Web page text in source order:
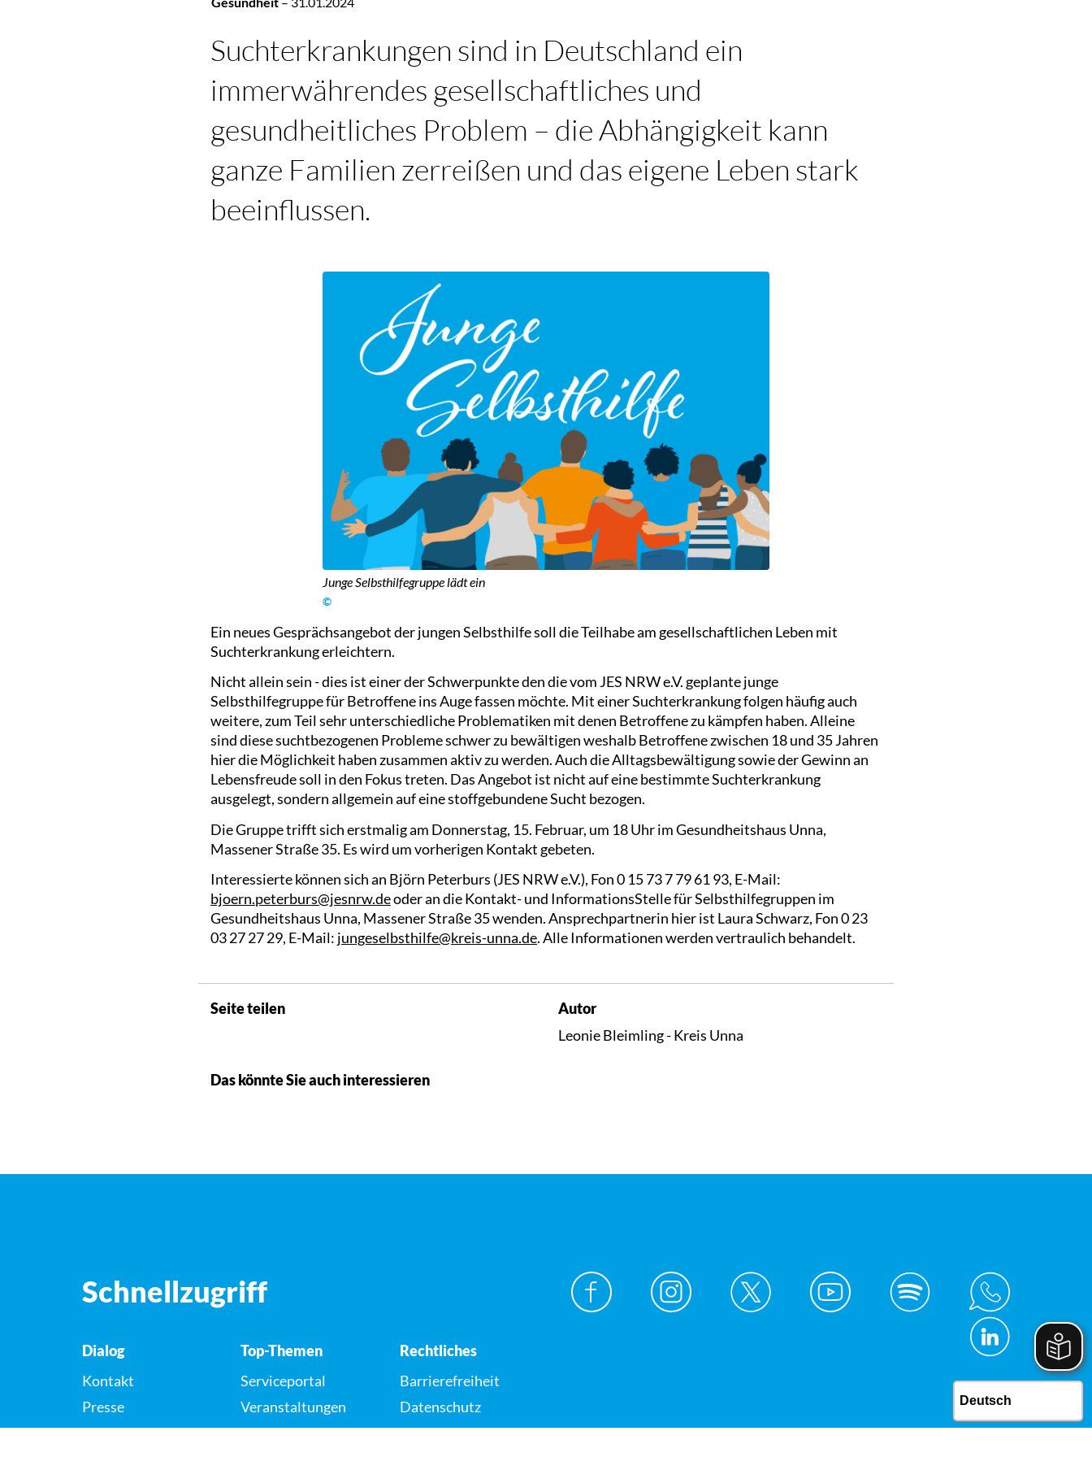
Suchterkrankungen sind in Deutschland ein
immerwährendes gesellschaftliches und
gesundheitliches Problem – die Abhängigkeit kann
ganze Familien zerreißen und das eigene Leben stark
beeinflussen.
Junge Selbsthilfegruppe lädt ein
©
Ein neues Gesprächsangebot der jungen Selbsthilfe soll die Teilhabe am gesellschaftlichen Leben mit
Suchterkrankung erleichtern.
Nicht allein sein - dies ist einer der Schwerpunkte den die vom JES NRW e.V. geplante junge
Selbsthilfegruppe für Betroffene ins Auge fassen möchte. Mit einer Suchterkrankung folgen häufig auch
weitere, zum Teil sehr unterschiedliche Problematiken mit denen Betroffene zu kämpfen haben. Alleine
sind diese suchtbezogenen Probleme schwer zu bewältigen weshalb Betroffene zwischen 18 und 35 Jahren
hier die Möglichkeit haben zusammen aktiv zu werden. Auch die Alltagsbewältigung sowie der Gewinn an
Lebensfreude soll in den Fokus treten. Das Angebot ist nicht auf eine bestimmte Suchterkrankung
ausgelegt, sondern allgemein auf eine stoffgebundene Sucht bezogen.
Die Gruppe trifft sich erstmalig am Donnerstag, 15. Februar, um 18 Uhr im Gesundheitshaus Unna,
Massener Straße 35. Es wird um vorherigen Kontakt gebeten.
Interessierte können sich an Björn Peterburs (JES NRW e.V.), Fon 0 15 73 7 79 61 93, E-Mail:
bjoern.peterburs@jesnrw.deoder an die Kontakt- und InformationsStelle für Selbsthilfegruppen im
Gesundheitshaus Unna, Massener Straße 35 wenden. Ansprechpartnerin hier ist Laura Schwarz, Fon 0 23
03 27 27 29, E-Mail: jungeselbsthilfe@kreis-unna.de. Alle Informationen werden vertraulich behandelt.
Seite teilen
Autor
Leonie Bleimling - Kreis Unna
Das könnte Sie auch interessieren
Schnellzugriff
Dialog
Kontakt
Presse
Top-Themen
Serviceportal
Veranstaltungen
Karriere
Rechtliches
Barrierefreiheit
Datenschutz
Impressum